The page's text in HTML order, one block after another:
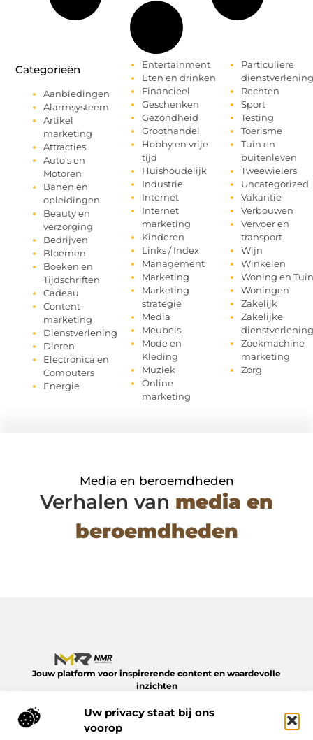
Uw privacy staat bij ons
voorop
Categorieën
Aanbiedingen
Alarmsysteem
Artikel
marketing
Attracties
Auto's en
Motoren
Banen en
opleidingen
Beauty en
verzorging
Bedrijven
Bloemen
Boeken en
Tijdschriften
Cadeau
Content
marketing
Dienstverlening
Dieren
Electronica en
Computers
Energie
Entertainment
Eten en drinken
Financieel
Geschenken
Gezondheid
Groothandel
Hobby en vrije
tijd
Huishoudelijk
Industrie
Internet
Internet
marketing
Kinderen
Links / Index
Management
Marketing
Marketing
strategie
Media
Meubels
Mode en
Kleding
Muziek
Online
marketing
Particuliere
dienstverlening
Rechten
Sport
Testing
Toerisme
Tuin en
buitenleven
Tweewielers
Uncategorized
Vakantie
Verbouwen
Vervoer en
transport
Wijn
Winkelen
Woning en Tuin
Woningen
Zakelijk
Zakelijke
dienstverlening
Zoekmachine
marketing
Zorg
Media en beroemdheden
Verhalen van media en
beroemdheden
Jouw platform voor inspirerende content en waardevolle
inzichten
dagelijks leven – van slimme tips tot verdiepende verhalen.
Alles op NMR-webmarketing.nl.